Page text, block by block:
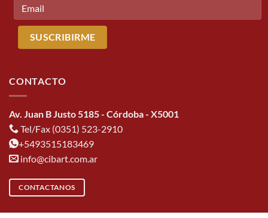
CONTACTO
Av. Juan B Justo 5185 - Córdoba - X5001
Tel/Fax (0351) 523-2910
+5493515183469
info@cibart.com.ar
CONTACTANOS